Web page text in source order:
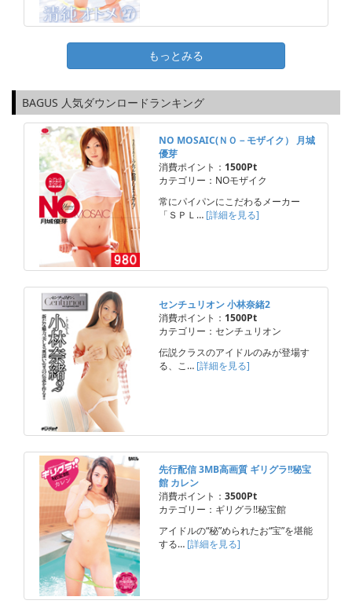
もっとみる
BAGUS 人気ダウンロードランキング
NO MOSAIC(ＮＯ－モザイク） 月城
優芽
消費ポイント： 1500Pt
カテゴリー：NOモザイク
常にパイパンにこだわるメーカー
「ＳＰＬ… [詳細を見る]
センチュリオン 小林奈緒2
消費ポイント： 1500Pt
カテゴリー：センチュリオン
伝説クラスのアイドルのみが登場す
る、こ… [詳細を見る]
先行配信 3MB高画質 ギリグラ!!秘宝
館 カレン
消費ポイント： 3500Pt
カテゴリー：ギリグラ!!秘宝館
アイドルの“秘”められたお“宝”を堪能
する… [詳細を見る]